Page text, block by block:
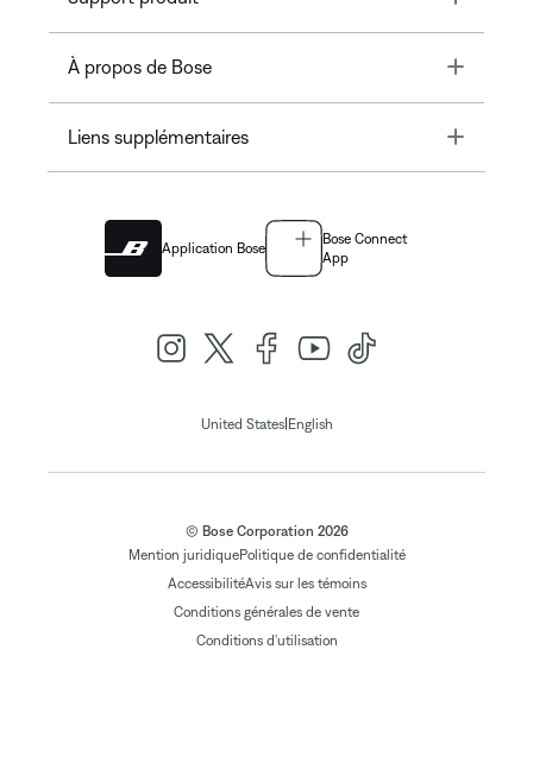
À propos de Bose Toggle
Liens supplémentaires Toggle
Application Bose
Bose Connect
App
United States| English
© Bose Corporation 2026
Mention juridiquePolitique de confidentialité
AccessibilitéAvis sur les témoins
Conditions générales de vente
Conditions d'utilisation